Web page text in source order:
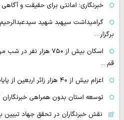
خبرنگاری؛ امانتی برای حقیقت و آگاهی
گرامیداشت سپهبد شهید
برگزار…
اسکان بیش از ۷۵۰ هزار
قم…
اعزام بیش از ۴۰ هزار زائر اربعین از پایانه‌های قم به مرزهای عراق
توسعه استان بدون همراهی
نقش خبرنگاران در تحقق جهاد تبیین